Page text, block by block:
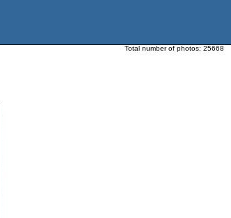
Total number of photos: 25668